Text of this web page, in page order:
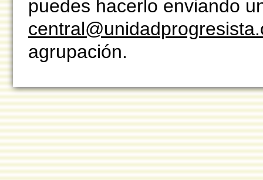
puedes hacerlo enviando
agrupación.